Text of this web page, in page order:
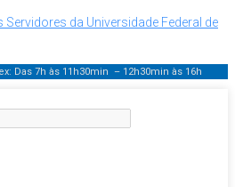
da Universidade Federal de
Das 7h às 11h30min – 12h30min às 16h